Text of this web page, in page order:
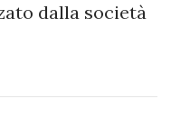
dalla società